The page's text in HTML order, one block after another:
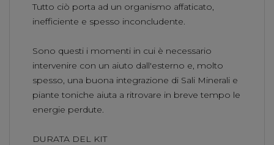
Tutto ciò porta ad un organismo affaticato,
inefficiente e spesso inconcludente.
Sono questi i momenti in cui è necessario
intervenire con un aiuto dall'esterno e, molto
spesso, una buona integrazione di Sali Minerali e
piante toniche aiuta a ritrovare in breve tempo le
energie perdute.
DURATA DEL KIT